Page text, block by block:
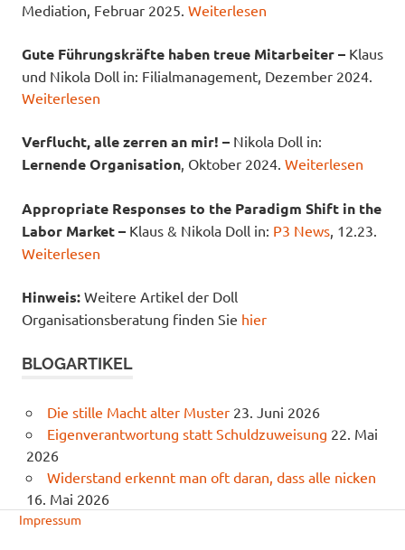
Mediation, Februar 2025. Weiterlesen
Gute Führungskräfte haben treue Mitarbeiter – Klaus
und Nikola Doll in: Filialmanagement, Dezember 2024.
Weiterlesen
Verflucht, alle zerren an mir! – Nikola Doll in:
Lernende Organisation, Oktober 2024. Weiterlesen
Appropriate Responses to the Paradigm Shift in the
Labor Market – Klaus & Nikola Doll in: P3 News, 12.23.
Weiterlesen
Hinweis: Weitere Artikel der Doll
Organisationsberatung finden Sie hier
BLOGARTIKEL
Die stille Macht alter Muster 23. Juni 2026
Eigenverantwortung statt Schuldzuweisung 22. Mai
2026
Widerstand erkennt man oft daran, dass alle nicken
16. Mai 2026
Impressum